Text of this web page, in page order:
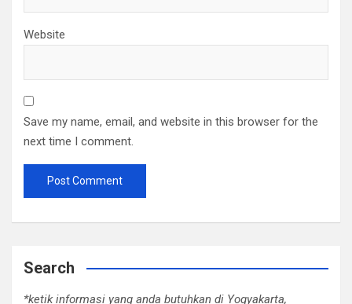
Website
Save my name, email, and website in this browser for the
next time I comment.
Search
*ketik informasi yang anda butuhkan di Yogyakarta,